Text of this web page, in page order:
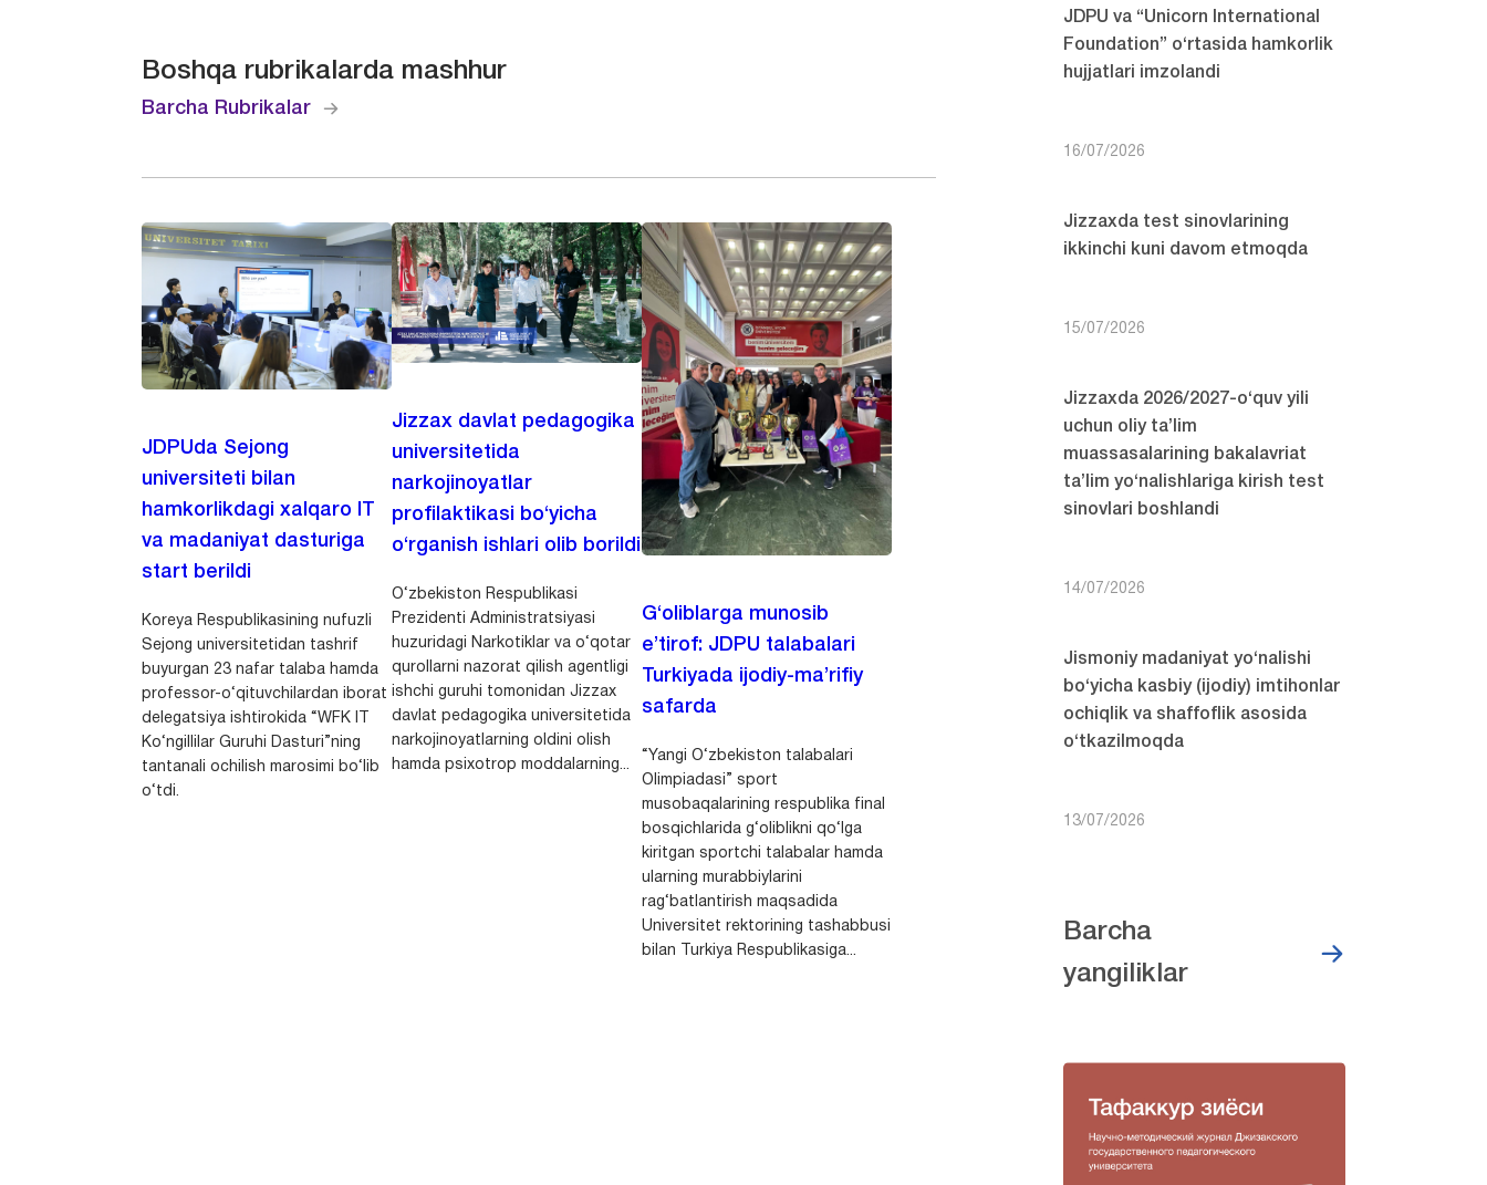
Boshqa rubrikalarda mashhur
Barcha Rubrikalar
JDPUda Sejong
universiteti bilan
hamkorlikdagi xalqaro IT
va madaniyat dasturiga
start berildi
Koreya Respublikasining nufuzli
Sejong universitetidan tashrif
buyurgan 23 nafar talaba hamda
professor-o‘qituvchilardan iborat
delegatsiya ishtirokida “WFK IT
Ko‘ngillilar Guruhi Dasturi”ning
tantanali ochilish marosimi bo‘lib
o‘tdi.
Jizzax davlat pedagogika
universitetida
narkojinoyatlar
profilaktikasi bo‘yicha
o‘rganish ishlari olib borildi
O‘zbekiston Respublikasi
Prezidenti Administratsiyasi
huzuridagi Narkotiklar va o‘qotar
qurollarni nazorat qilish agentligi
ishchi guruhi tomonidan Jizzax
davlat pedagogika universitetida
narkojinoyatlarning oldini olish
hamda psixotrop moddalarning...
G‘oliblarga munosib
e’tirof: JDPU talabalari
Turkiyada ijodiy-ma’rifiy
safarda
“Yangi O‘zbekiston talabalari
Olimpiadasi” sport
musobaqalarining respublika final
bosqichlarida g‘oliblikni qo‘lga
kiritgan sportchi talabalar hamda
ularning murabbiylarini
rag‘batlantirish maqsadida
Universitet rektorining tashabbusi
bilan Turkiya Respublikasiga...
JDPU va “Unicorn International
Foundation” o‘rtasida hamkorlik
hujjatlari imzolandi
16/07/2026
Jizzaxda test sinovlarining
ikkinchi kuni davom etmoqda
15/07/2026
Jizzaxda 2026/2027-o‘quv yili
uchun oliy ta’lim
muassasalarining bakalavriat
ta’lim yo‘nalishlariga kirish test
sinovlari boshlandi
14/07/2026
Jismoniy madaniyat yo‘nalishi
bo‘yicha kasbiy (ijodiy) imtihonlar
ochiqlik va shaffoflik asosida
o‘tkazilmoqda
13/07/2026
Barcha
yangiliklar